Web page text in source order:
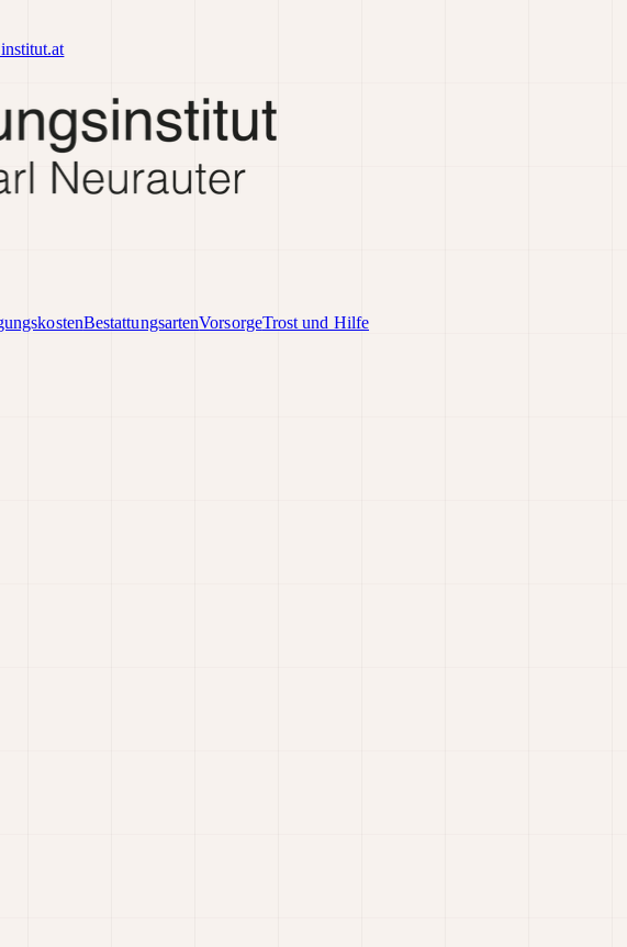
BestattungsartenVorsorgeTrost und Hilfe